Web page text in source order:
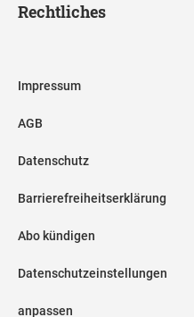
Rechtliches
Impressum
AGB
Datenschutz
Barrierefreiheitserklärung
Abo kündigen
Datenschutzeinstellungen
anpassen